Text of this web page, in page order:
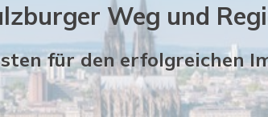
Weg und
für den erfolgreichen